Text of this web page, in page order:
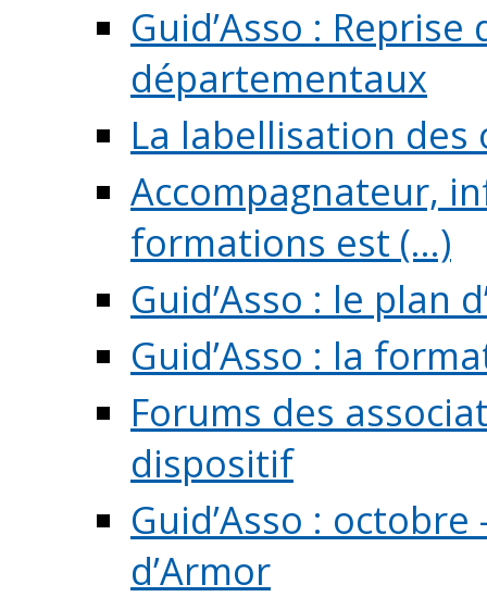
Guid’Asso :
départementaux
La labellisation
Accompagnateur,
formations est (...)
Guid’Asso : le plan
Guid’Asso : la
Forums des
dispositif
Guid’Asso :
d’Armor